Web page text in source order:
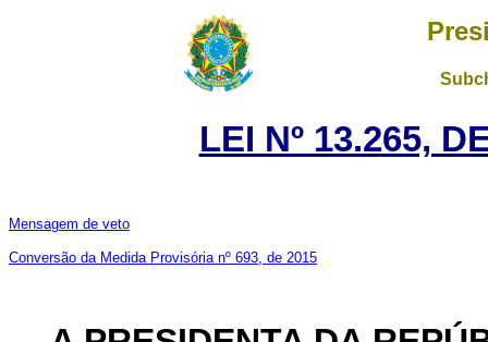
LEI Nº 13.265,
Mensagem de veto
Conversão da Medida Provisória nº 693, de 2015